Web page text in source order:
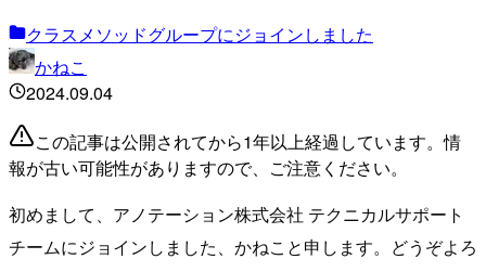
クラスメソッドグループにジョインしました
かねこ
2024.09.04
この記事は公開されてから1年以上経過しています。情
報が古い可能性がありますので、ご注意ください。
初めまして、アノテーション株式会社 テクニカルサポート
チームにジョインしました、かねこと申します。どうぞよろ